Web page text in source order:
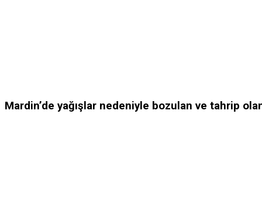
Mardin’de yağışlar nedeniyle bozulan ve tahrip